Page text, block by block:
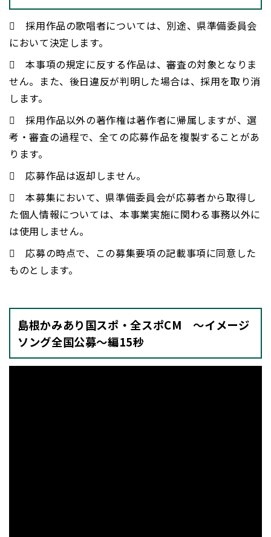
 採用作品の歌唱者については、別途、県準備委員会
において決定します。
 本事項の規定に反する作品は、審査の対象となりま
せん。また、後日違反が判明した場合は、採用を取り消
します。
 採用作品以外の著作権は著作者に帰属しますが、選
考・審査の過程で、全ての応募作品を複製することがあ
ります。
 応募作品は返却しません。
 本募集において、県準備委員会が応募者から取得し
た個人情報については、本事業実施に関わる事務以外に
は使用しません。
 応募の時点で、この募集要項の記載事項に同意した
ものとします。
島根かみあり国スポ・全スポCM ～イメージ
ソング全国公募～編15秒